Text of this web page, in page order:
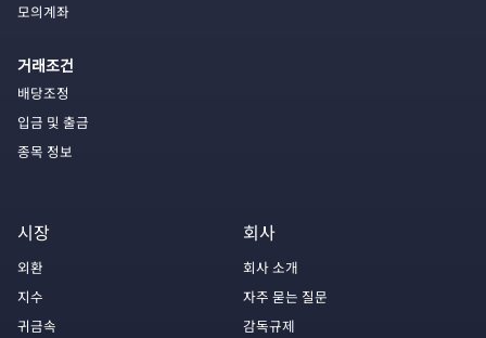
모의계좌
거래조건
배당조정
입금 및 출금
종목 정보
시장
외환
지수
귀금속
회사
회사 소개
자주 묻는 질문
감독규제